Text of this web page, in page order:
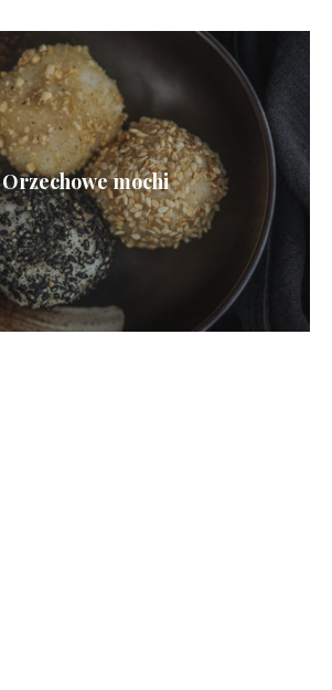
Orzechowe mochi